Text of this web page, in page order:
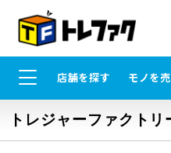
店舗を探す モノを
トレジャーファクト